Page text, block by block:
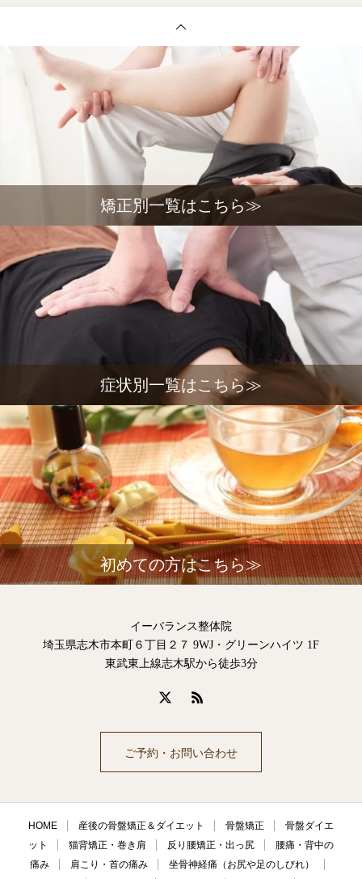
矯正別一覧はこちら≫
症状別一覧はこちら≫
初めての方はこちら≫
イーバランス整体院
埼玉県志木市本町６丁目２７ 9WJ・グリーンハイツ 1F
東武東上線志木駅から徒歩3分
ご予約・お問い合わせ
HOME 産後の骨盤矯正＆ダイエット 骨盤矯正
骨盤ダイエ
ット
猫背矯正・巻き肩 反り腰矯正・出っ尻
腰痛・背中の
痛み
肩こり・首の痛み
坐骨神経痛（お尻や足のしびれ）